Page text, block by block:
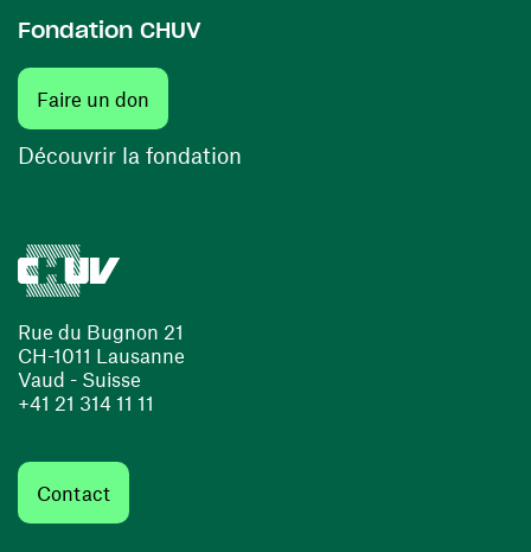
Rue du Bugnon 21
CH-1011 Lausanne
Vaud - Suisse
+41 21 314 11 11
Contact
Fondation CHUV
Faire un don
Découvrir la fondation